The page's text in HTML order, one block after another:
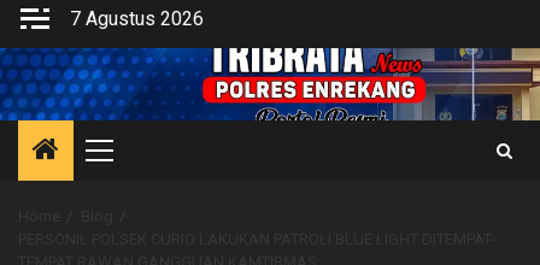
Skip
content
7 Agustus 2026
Primary